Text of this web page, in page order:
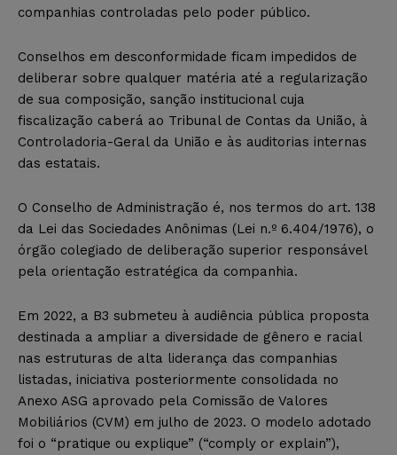
companhias controladas pelo poder público.
Conselhos em desconformidade ficam impedidos de
deliberar sobre qualquer matéria até a regularização
de sua composição, sanção institucional cuja
fiscalização caberá ao Tribunal de Contas da União, à
Controladoria-Geral da União e às auditorias internas
das estatais.
O Conselho de Administração é, nos termos do art. 138
da Lei das Sociedades Anônimas (Lei n.º 6.404/1976), o
órgão colegiado de deliberação superior responsável
pela orientação estratégica da companhia.
Em 2022, a B3 submeteu à audiência pública proposta
destinada a ampliar a diversidade de gênero e racial
nas estruturas de alta liderança das companhias
listadas, iniciativa posteriormente consolidada no
Anexo ASG aprovado pela Comissão de Valores
Mobiliários (CVM) em julho de 2023. O modelo adotado
foi o “pratique ou explique” (“comply or explain”),